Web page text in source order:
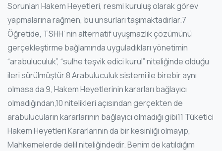
Sorunları Hakem Heyetleri, resmi kuruluş olarak görev
yapmalarına rağmen, bu unsurları taşımaktadırlar.7
Öğretide, TSHH’ nin alternatif uyuşmazlık çözümünü
gerçekleştirme bağlamında uyguladıkları yönetimin
“arabuluculuk”, “sulhe teşvik edici kurul” niteliğinde olduğu
ileri sürülmüştür.8 Arabuluculuk sistemi ile birebir aynı
olmasa da 9, Hakem Heyetlerinin kararları bağlayıcı
olmadığından,10 nitelikleri açısından gerçekten de
arabulucuların kararlarının bağlayıcı olmadığı gibi11 Tüketici
Hakem Heyetleri Kararlarının da bir kesinliği olmayıp,
Mahkemelerde delil niteliğindedir. Benim de katıldığım